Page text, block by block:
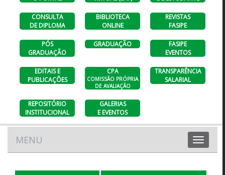
CONSULTA
DE DIPLOMA
BIBLIOTECA
ONLINE
REVISTAS
FASIPE
PÓS
GRADUAÇÃO
GRADUAÇÃO
FASIPE
EVENTOS
EDITAIS E
PUBLICAÇÕES
CPA
COMISSÃO PRÓPRIA
DE AVALIAÇÃO
TRANSPARÊNCIA
SALARIAL
REPOSITÓRIO
INSTITUCIONAL
GALERIAS
E EVENTOS
Toggle
navigation
MENU